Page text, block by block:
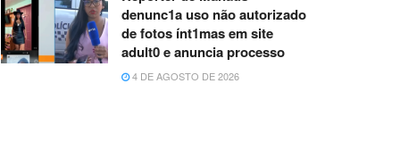
denunc1a uso não autorizado
de fotos ínt1mas em site
adult0 e anuncia processo
4 DE AGOSTO DE 2026